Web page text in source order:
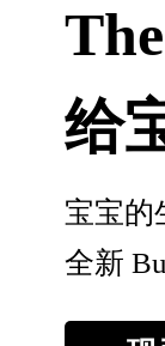
给
宝宝的
全新